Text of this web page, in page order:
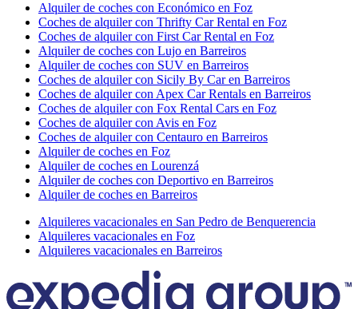
Alquiler de coches con Económico en Foz
Coches de alquiler con Thrifty Car Rental en Foz
Coches de alquiler con First Car Rental en Foz
Alquiler de coches con Lujo en Barreiros
Alquiler de coches con SUV en Barreiros
Coches de alquiler con Sicily By Car en Barreiros
Coches de alquiler con Apex Car Rentals en Barreiros
Coches de alquiler con Fox Rental Cars en Foz
Coches de alquiler con Avis en Foz
Coches de alquiler con Centauro en Barreiros
Alquiler de coches en Foz
Alquiler de coches en Lourenzá
Alquiler de coches con Deportivo en Barreiros
Alquiler de coches en Barreiros
Alquileres vacacionales en San Pedro de Benquerencia
Alquileres vacacionales en Foz
Alquileres vacacionales en Barreiros